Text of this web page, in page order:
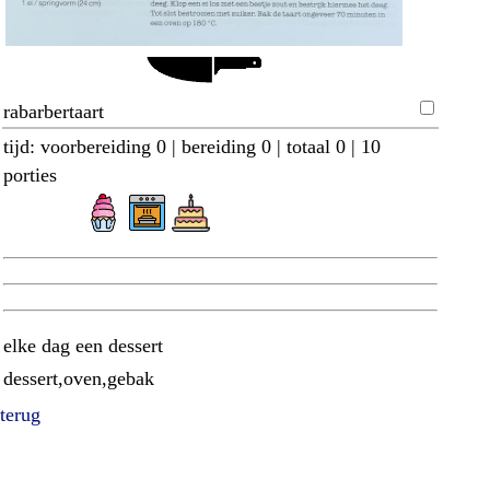
rabarbertaart
tijd: voorbereiding 0 | bereiding 0 | totaal 0 | 10
porties
elke dag een dessert
dessert,oven,gebak
terug